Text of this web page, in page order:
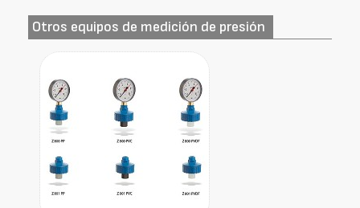
Otros equipos de medición de presión